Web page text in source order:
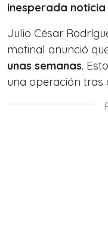
inesperada
Julio César
matinal anunció
unas semanas.
una operación tras